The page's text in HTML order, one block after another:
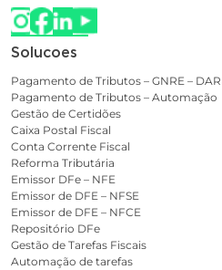
Solucoes
Pagamento de Tributos – GNRE –
Pagamento de Tributos – Automação
Gestão de Certidões
Caixa Postal Fiscal
Conta Corrente Fiscal
Reforma Tributária
Emissor DFe – NFE
Emissor de DFE – NFSE
Emissor de DFE – NFCE
Repositório DFe
Gestão de Tarefas Fiscais
Automação de tarefas